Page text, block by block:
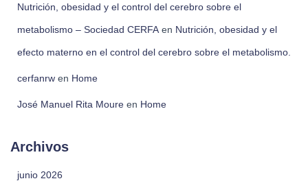
Nutrición, obesidad y el control del cerebro sobre el
metabolismo – Sociedad CERFA en Nutrición, obesidad y el
efecto materno en el control del cerebro sobre el metabolismo.
cerfanrw en Home
José Manuel Rita Moure en Home
Archivos
junio 2026